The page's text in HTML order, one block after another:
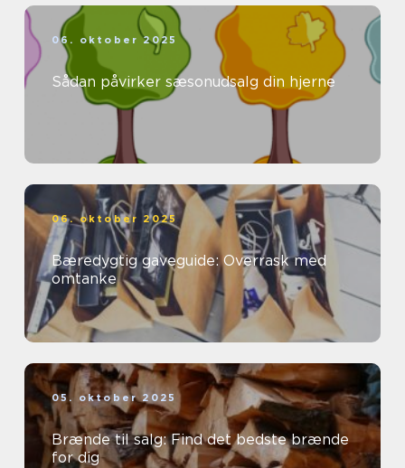
06. oktober 2025
Sådan påvirker sæsonudsalg din hjerne
06. oktober 2025
Bæredygtig gaveguide: Overrask med
omtanke
05. oktober 2025
Brænde til salg: Find det bedste brænde
for dig